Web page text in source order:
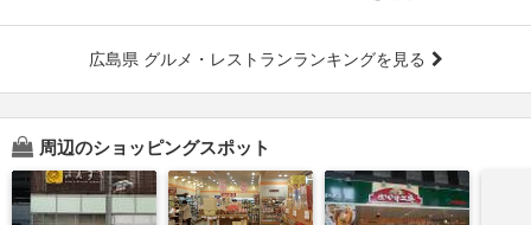
広島県 グルメ・レストランランキングを見る
周辺のショッピングスポット